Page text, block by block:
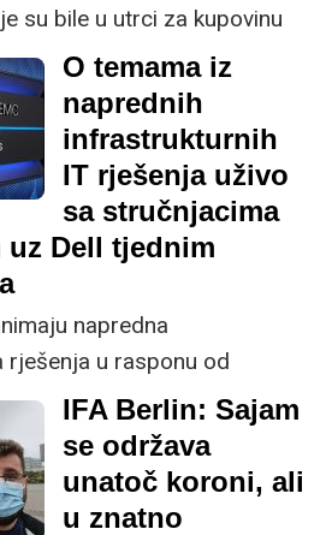
su bile u utrci za kupovinu
društvene mreže i
u Americi.
O temama iz
naprednih
infrastrukturnih
IT rješenja uživo
sa stručnjacima
uz Dell tjednim
napredna
rješenja u rasponu od
docloud i Big Data
Dell Techologies
stručnjaci
Petkom uz Dell
IFA Berlin: Sajam
se održava
unatoč koroni, ali
u znatno